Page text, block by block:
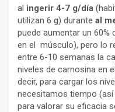
al ingerir 4-7 g/día
utilizan 6 g) durante al
puede aumentar un 60%
en el músculo), pero lo
entre 6-10 semanas la
niveles de carnosina en
decir, para cargar los
necesitamos tiempo
para valorar su eficacia